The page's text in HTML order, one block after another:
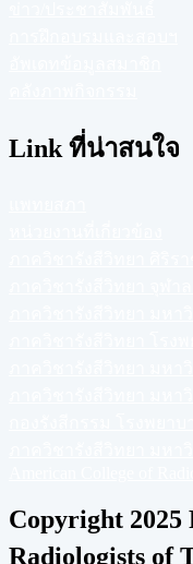
Link ที่น่าสนใจ
Copyright 2025
Radiologists of